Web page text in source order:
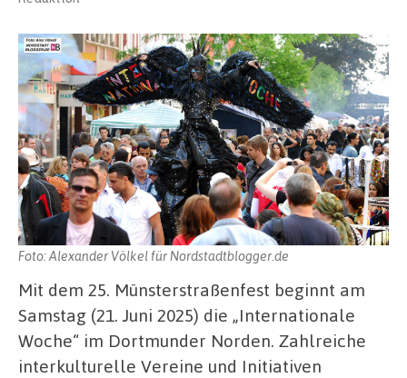
Foto: Alexander Völkel für Nordstadtblogger.de
Mit dem 25. Münsterstraßenfest beginnt am
Samstag (21. Juni 2025) die „Internationale
Woche“ im Dortmunder Norden. Zahlreiche
interkulturelle Vereine und Initiativen